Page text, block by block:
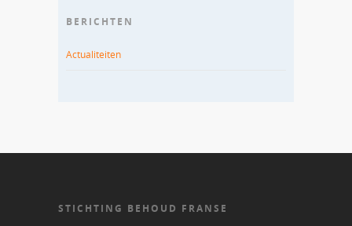
BERICHTEN
Actualiteiten
STICHTING BEHOUD FRANSE